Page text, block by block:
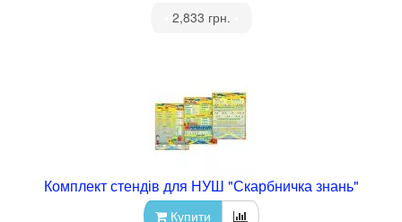
2,833 грн.
Комплект стендів для НУШ "Скарбничка знань"
Купити